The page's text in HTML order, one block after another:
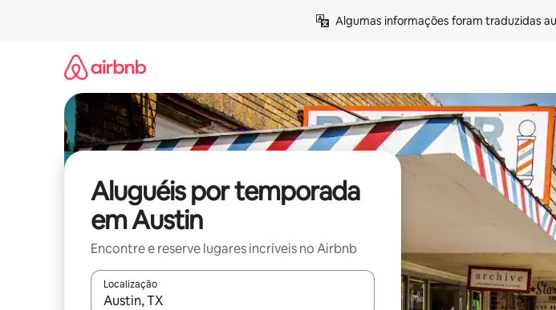
Algumas informações foram traduzidas
Aluguéis por temporada
em Austin
Encontre e reserve lugares incríveis no Airbnb
Localização
Quando os resultados estiverem disponíveis, explore-os usando as seta para cima e